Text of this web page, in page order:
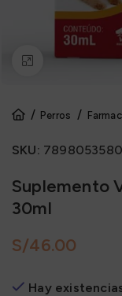
Click to enlarge
Perros
SKU:
Suplemento
30ml
S/
Hay